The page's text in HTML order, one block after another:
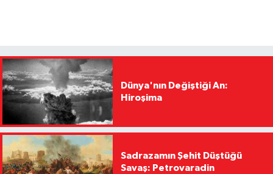
Dünya'nın Değiştiği An:
Hiroşima
Sadrazamın Şehit Düştüğü
Savaş: Petrovaradin